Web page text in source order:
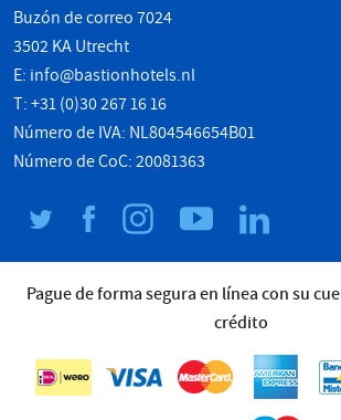
Buzón de correo 7024
3502 KA Utrecht
E: info@bastionhotels.nl
T: +31 (0)30 267 16 16
Número de IVA: NL804546654B01
Número de CoC: 20081363
Pague de forma segura en línea con su
crédito